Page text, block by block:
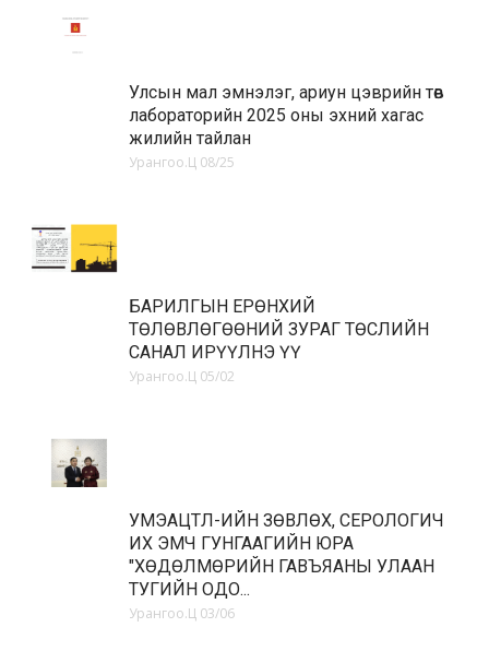
Улсын мал эмнэлэг, ариун цэврийн төв
лабораторийн 2025 оны эхний хагас
жилийн тайлан
Урангоо.Ц 08/25
БАРИЛГЫН ЕРӨНХИЙ
ТӨЛӨВЛӨГӨӨНИЙ ЗУРАГ ТӨСЛИЙН
САНАЛ ИРҮҮЛНЭ ҮҮ
Урангоо.Ц 05/02
УМЭАЦТЛ-ИЙН ЗӨВЛӨХ, СЕРОЛОГИЧ
ИХ ЭМЧ ГУНГААГИЙН ЮРА
"ХӨДӨЛМӨРИЙН ГАВЪЯАНЫ УЛААН
ТУГИЙН ОДО...
Урангоо.Ц 03/06